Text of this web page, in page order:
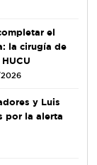
el
la cirugía de
y Luis
por la alerta